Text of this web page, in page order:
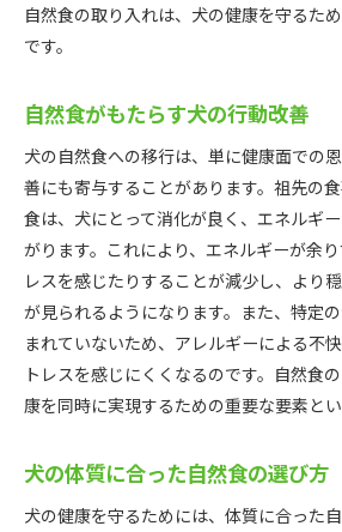
自然食の取り入れは、犬の健康を守るた
です。
自然食がもたらす犬の行動改善
犬の自然食への移行は、単に健康面での
善にも寄与することがあります。祖先の
食は、犬にとって消化が良く、エネルギ
がります。これにより、エネルギーが余
レスを感じたりすることが減少し、より
が見られるようになります。また、特定
まれていないため、アレルギーによる不
トレスを感じにくくなるのです。自然食
康を同時に実現するための重要な要素とい
犬の体質に合った自然食の選び方
犬の健康を守るためには、体質に合った